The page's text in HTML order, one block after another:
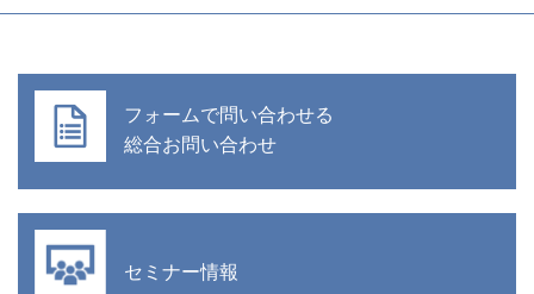
フォームで問い合わせる
総合お問い合わせ
セミナー情報